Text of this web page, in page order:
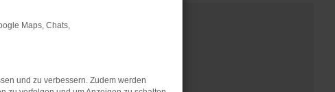
Maps, Chats,
und zu verbessern. Zudem werden